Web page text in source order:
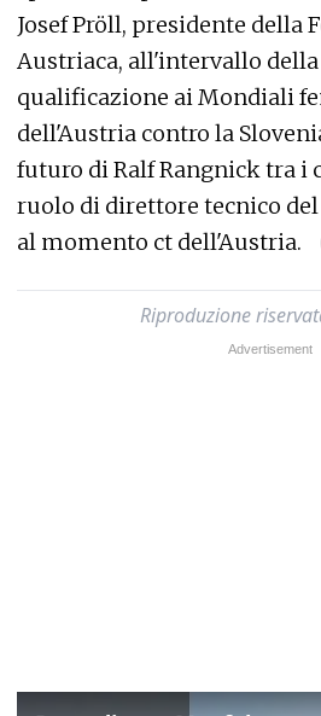
Josef Pröll, presidente della
Austriaca, all'intervallo
qualificazione ai Mondiali
dell'Austria contro la
futuro di Ralf Rangnick tra i
ruolo di direttore tecnico
al momento ct dell'Austria.
Riproduzione